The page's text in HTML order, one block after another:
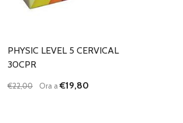
PHYSIC LEVEL 5 CERVICAL
30CPR
€22,00 Ora a€19,80